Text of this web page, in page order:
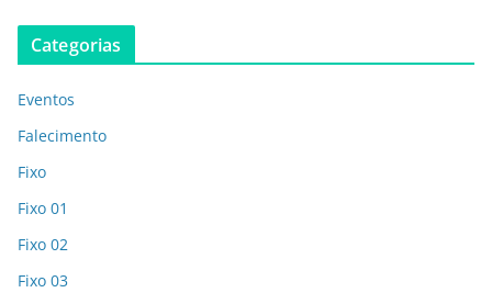
Categorias
Eventos
Falecimento
Fixo
Fixo 01
Fixo 02
Fixo 03